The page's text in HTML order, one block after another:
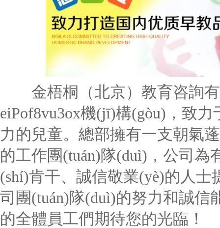
金梧桐（北京）教育咨詢有
eiPof8vu3ox機(jī)構(gòu)，致
力的兒童。總部擁有一支朝氣
的工作團(tuán)隊(duì)，公司為
(shí)肯干、誠信敬業(yè)的人
司團(tuán)隊(duì)的努力和誠
的全體員工們期待您的光臨！